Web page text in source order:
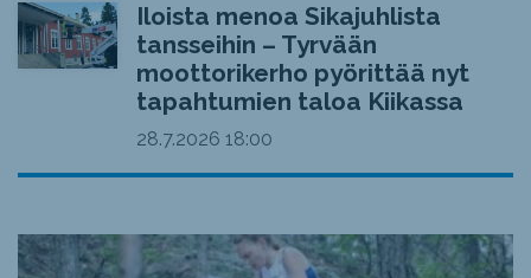
Iloista menoa Sikajuhlista
tansseihin – Tyrvään
moottorikerho pyörittää nyt
tapahtumien taloa Kiikassa
28.7.2026 18:00